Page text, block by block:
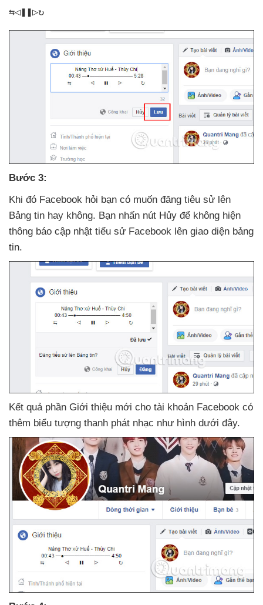
⇆ㅤㅤㅤㅤ◁ㅤㅤ❚❚ㅤㅤ▷ㅤㅤㅤㅤ↻
Bước 3:
Khi đó Facebook hỏi bạn có muốn đăng tiêu sử lên
Bảng tin hay không. Bạn nhấn nút Hủy để không hiện
thông báo cập nhật tiểu sử Facebook lên giao diện bảng
tin.
Kết quả phần Giới thiệu mới cho tài khoản Facebook có
thêm biểu tượng thanh phát nhạc như hình dưới đây.